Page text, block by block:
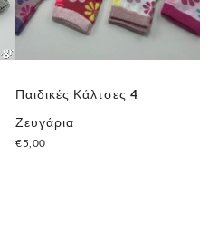
Παιδικές Κάλτσες 4
Ζευγάρια
€5,00